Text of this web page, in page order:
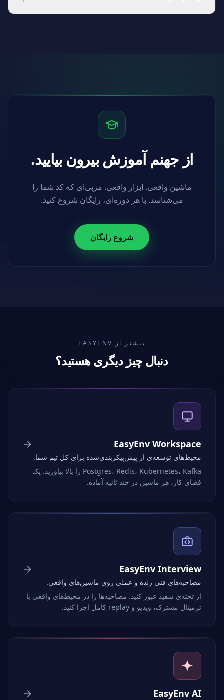
ورود، کاتالوگ را ببینید تا بدانید چه چیزی فعال است و چه چیزی
از جهنم آموزش بیرون بیایید.
ماشین واقعی. ابزار واقعی. مربی‌ای که کد شما را
می‌شناسد. با هر دوره‌ای، رایگان شروع کنید.
شروع رایگان
بیشتر از EASYENV
دنبال چیز دیگری هستید؟
EasyEnv Workspace
محیط‌های توسعه‌ی از پیش‌پیکربندی‌شده برای کل تیم شما.
Postgres، Redis، Kubernetes، Kafka را بالا بیاورید. یک
فضای کار، هر ماشین در چند ثانیه آماده.
EasyEnv Interview
مصاحبه‌های فنی زنده و عملی روی ماشین‌های واقعی.
از تخته‌ی سفید عبور کنید. مصاحبه‌ها را در محیط‌های واقعی با
ترمینال مشترک، ویدیو و replay کامل اجرا کنید.
EasyEnv AI